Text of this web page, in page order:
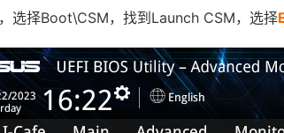
选择Boot\CSM，找到Launch CSM，选择